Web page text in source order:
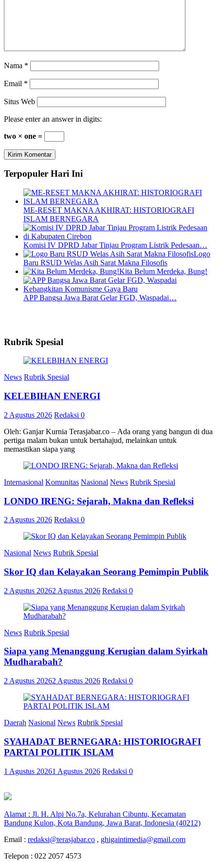
Nama *
Email *
Situs Web
Please enter an answer in digits:
two × one =
Terpopuler Hari Ini
ME-RESET MAKNA AKHIRAT: HISTORIOGRAFI
ISLAM BERNEGARA
Komisi IV DPRD Jabar Tinjau Program Listrik Pedesaan…
Logo
Baru RSUD Welas Asih Sarat Makna Filosofis
Kita Belum Merdeka, Bung!
APP Bangsa Jawa Barat Gelar FGD, Waspadai…
Rubrik Spesial
News Rubrik Spesial
KELEBIHAN ENERGI
2 Agustus 2026 Redaksi 0
Oleh: Ganjar Kurnia Terasjabar.co – Ada orang yang bangun di dua
pertiga malam bukan untuk bertahajud, melainkan untuk
memastikan siapa yang
Internasional Komunitas Nasional News Rubrik Spesial
LONDO IRENG: Sejarah, Makna dan Refleksi
2 Agustus 2026 Redaksi 0
Nasional News Rubrik Spesial
Skor IQ dan Kelayakan Seorang Pemimpin Publik
2 Agustus 20262 Agustus 2026 Redaksi 0
News Rubrik Spesial
Siapa yang Menanggung Kerugian dalam Syirkah
Mudharabah?
2 Agustus 20262 Agustus 2026 Redaksi 0
Daerah Nasional News Rubrik Spesial
SYAHADAT BERNEGARA: HISTORIOGRAFI
PARTAI POLITIK ISLAM
1 Agustus 20261 Agustus 2026 Redaksi 0
Alamat : Jl. H. Alpi No.7a, Kelurahan Cibuntu, Kecamatan
Bandung Kulon, Kota Bandung, Jawa Barat, Indonesia (40212)
Email : redaksi@terasjabar.co , ghigaintimedia@gmail.com
Telepon : 022 2057 4573